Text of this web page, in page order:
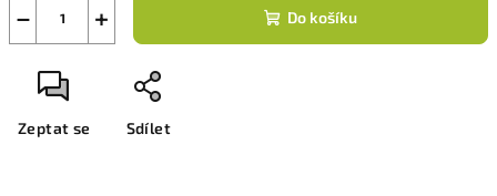
+
− Do košíku
Zeptat se Sdílet